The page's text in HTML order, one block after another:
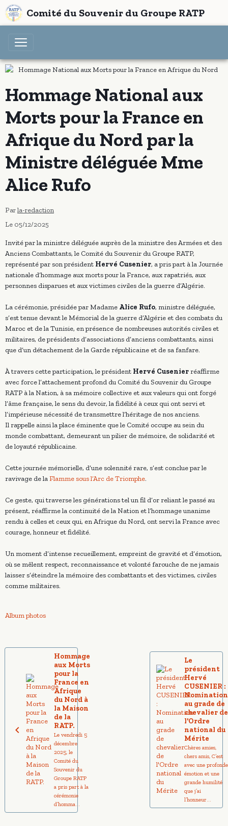
Comité du Souvenir du Groupe RATP
Hommage National aux
Morts pour la France en
Afrique du Nord par la
Ministre déléguée Mme
Alice Rufo
Parla-redaction
Le 05/12/2025
Invité par la ministre déléguée auprès de la ministre des Armées et des
Anciens Combattants, le Comité du Souvenir du Groupe RATP,
représenté par son président Hervé Cusenier, a pris part à la Journée
nationale d’hommage aux morts pour la France, aux rapatriés, aux
personnes disparues et aux victimes civiles de la guerre d’Algérie.
La cérémonie, présidée par Madame Alice Rufo, ministre déléguée,
s’est tenue devant le Mémorial de la guerre d’Algérie et des combats du
Maroc et de la Tunisie, en présence de nombreuses autorités civiles et
militaires, de présidents d’associations d’anciens combattants, ainsi
que d’un détachement de la Garde républicaine et de sa fanfare.
À travers cette participation, le président Hervé Cusenierréaffirme
avec force l’attachement profond du Comité du Souvenir du Groupe
RATP à la Nation, à sa mémoire collective et aux valeurs qui ont forgé
l’âme française, le sens du devoir, la fidélité à ceux qui ont servi et
l’impérieuse nécessité de transmettre l’héritage de nos anciens.
Il rappelle ainsi la place éminente que le Comité occupe au sein du
monde combattant, demeurant un pilier de mémoire, de solidarité et
de loyauté républicaine.
Cette journée mémorielle, d’une solennité rare, s’est conclue par le
ravivage de laFlamme sous l’Arc de Triomphe.
Ce geste, qui traverse les générations tel un fil d’or reliant le passé au
présent, réaffirme la continuité de la Nation et l’hommage unanime
rendu à celles et ceux qui, en Afrique du Nord, ont servi la France avec
courage, honneur et fidélité.
Un moment d’intense recueillement, empreint de gravité et d’émotion,
où se mêlent respect, reconnaissance et volonté farouche de ne jamais
laisser s’éteindre la mémoire des combattants et des victimes, civiles
comme militaires.
Album photos
Hommage
aux Morts
pour la
France en
Afrique
du Nord à
la Maison
de la
RATP.
Le vendredi 5
décembre
2025, le
Comité du
Souvenir du
Groupe RATP
a pris part à la
cérémonie
d’homma...
Le
président
Hervé
CUSENIER :
Nomination
au grade de
chevalier de
l'Ordre
national du
Mérite
Chères amies,
chers amis, C’est
avec une profonde
émotion et une
grande humilité
que j’ai
l’honneur...